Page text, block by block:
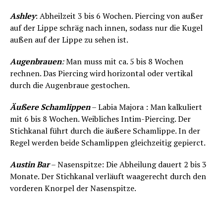
Ashley: Abheilzeit 3 bis 6 Wochen. Piercing von außer
auf der Lippe schräg nach innen, sodass nur die Kugel
außen auf der Lippe zu sehen ist.
Augenbrauen:Man muss mit ca. 5 bis 8 Wochen
rechnen. Das Piercing wird horizontal oder vertikal
durch die Augenbraue gestochen.
Äußere Schamlippen– Labia Majora : Man kalkuliert
mit 6 bis 8 Wochen. Weibliches Intim-Piercing. Der
Stichkanal führt durch die äußere Schamlippe. In der
Regel werden beide Schamlippen gleichzeitig gepierct.
Austin Bar– Nasenspitze: Die Abheilung dauert 2 bis 3
Monate. Der Stichkanal verläuft waagerecht durch den
vorderen Knorpel der Nasenspitze.